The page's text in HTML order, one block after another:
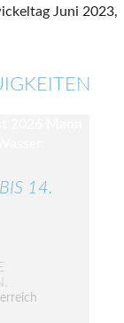
14.